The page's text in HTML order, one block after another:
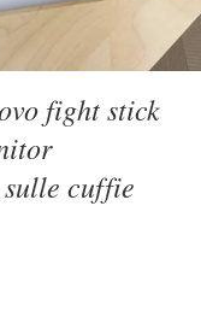
fight stick
cuffie